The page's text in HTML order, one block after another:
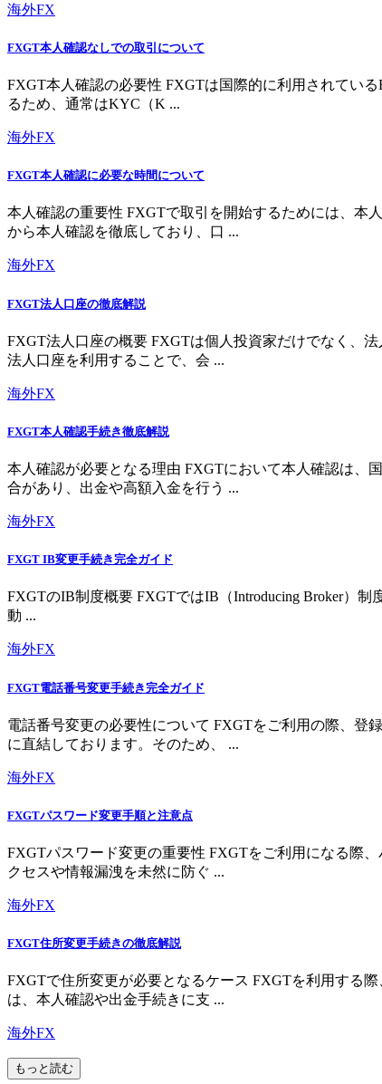
海外FX
FXGT本人確認なしでの取引について
FXGT本人確認の必要性 FXGTは国際的に利用されてい
るため、通常はKYC（K ...
海外FX
FXGT本人確認に必要な時間について
本人確認の重要性 FXGTで取引を開始するためには、本
から本人確認を徹底しており、口 ...
海外FX
FXGT法人口座の徹底解説
FXGT法人口座の概要 FXGTは個人投資家だけでなく、
法人口座を利用することで、会 ...
海外FX
FXGT本人確認手続き徹底解説
本人確認が必要となる理由 FXGTにおいて本人確認は、
合があり、出金や高額入金を行う ...
海外FX
FXGT IB変更手続き完全ガイド
FXGTのIB制度概要 FXGTではIB（Introducing Broker）
動 ...
海外FX
FXGT電話番号変更手続き完全ガイド
電話番号変更の必要性について FXGTをご利用の際、登
に直結しております。そのため、 ...
海外FX
FXGTパスワード変更手順と注意点
FXGTパスワード変更の重要性 FXGTをご利用になる際
クセスや情報漏洩を未然に防ぐ ...
海外FX
FXGT住所変更手続きの徹底解説
FXGTで住所変更が必要となるケース FXGTを利用する
は、本人確認や出金手続きに支 ...
海外FX
もっと読む